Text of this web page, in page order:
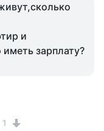
и
зарплату?
1